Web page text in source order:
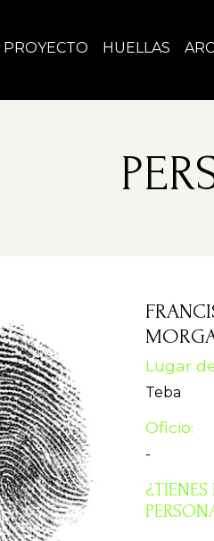
PROYECTO HUELLAS
Lugar
Teba
Oficio:
-
¿TIENES